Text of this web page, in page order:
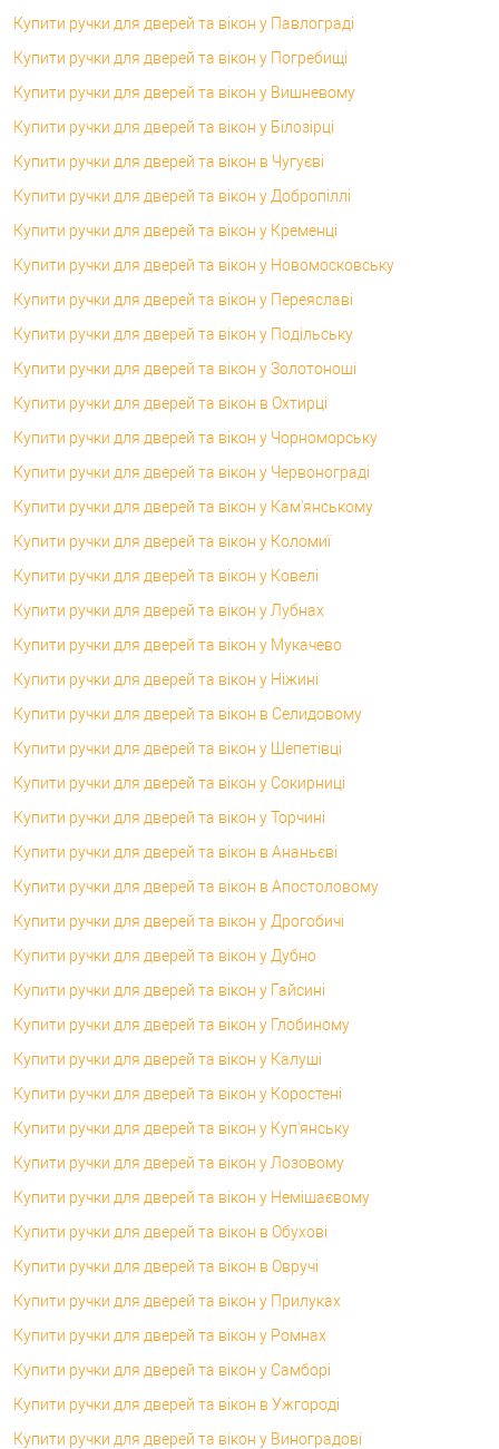
Купити ручки для дверей та вікон у Павлограді
Купити ручки для дверей та вікон у Погребищі
Купити ручки для дверей та вікон у Вишневому
Купити ручки для дверей та вікон у Білозірці
Купити ручки для дверей та вікон в Чугуєві
Купити ручки для дверей та вікон у Добропіллі
Купити ручки для дверей та вікон у Кременці
Купити ручки для дверей та вікон у Новомосковську
Купити ручки для дверей та вікон у Переяславі
Купити ручки для дверей та вікон у Подільську
Купити ручки для дверей та вікон у Золотоноші
Купити ручки для дверей та вікон в Охтирці
Купити ручки для дверей та вікон у Чорноморську
Купити ручки для дверей та вікон у Червонограді
Купити ручки для дверей та вікон у Кам'янському
Купити ручки для дверей та вікон у Коломиї
Купити ручки для дверей та вікон у Ковелі
Купити ручки для дверей та вікон у Лубнах
Купити ручки для дверей та вікон у Мукачево
Купити ручки для дверей та вікон у Ніжині
Купити ручки для дверей та вікон в Селидовому
Купити ручки для дверей та вікон у Шепетівці
Купити ручки для дверей та вікон у Сокирниці
Купити ручки для дверей та вікон у Торчині
Купити ручки для дверей та вікон в Ананьєві
Купити ручки для дверей та вікон в Апостоловому
Купити ручки для дверей та вікон у Дрогобичі
Купити ручки для дверей та вікон у Дубно
Купити ручки для дверей та вікон у Гайсині
Купити ручки для дверей та вікон у Глобиному
Купити ручки для дверей та вікон у Калуші
Купити ручки для дверей та вікон у Коростені
Купити ручки для дверей та вікон у Куп'янську
Купити ручки для дверей та вікон у Лозовому
Купити ручки для дверей та вікон у Немішаєвому
Купити ручки для дверей та вікон в Обухові
Купити ручки для дверей та вікон в Овручі
Купити ручки для дверей та вікон у Прилуках
Купити ручки для дверей та вікон у Ромнах
Купити ручки для дверей та вікон у Самборі
Купити ручки для дверей та вікон в Ужгороді
Купити ручки для дверей та вікон у Виноградові